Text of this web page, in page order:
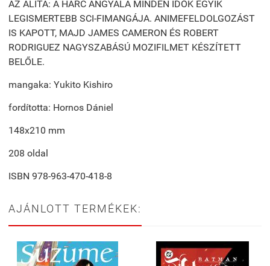
AZ ALITA: A HARC ANGYALA MINDEN IDŐK EGYIK
LEGISMERTEBB SCI-FIMANGÁJA. ANIMEFELDOLGOZÁST
IS KAPOTT, MAJD JAMES CAMERON ÉS ROBERT
RODRIGUEZ NAGYSZABÁSÚ MOZIFILMET KÉSZÍTETT
BELŐLE.
mangaka: Yukito Kishiro
fordította: Hornos Dániel
148x210 mm
208 oldal
ISBN 978-963-470-418-8
AJÁNLOTT TERMÉKEK: